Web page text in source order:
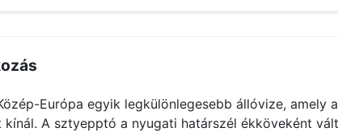
Európa egyik legkülönlegesebb állóvize,
kínál. A sztyepptó a nyugati határszél ékköveként